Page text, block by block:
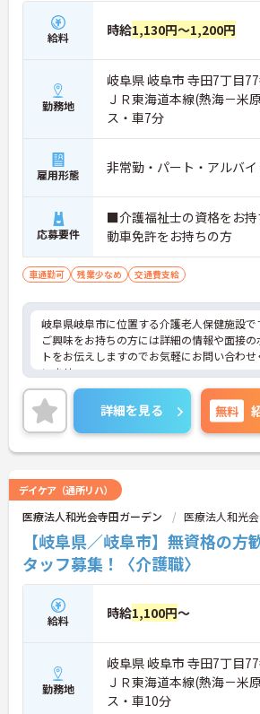
給料 時給1,130円～1,200円
勤務地
岐阜県 岐阜市 寺田7丁目
ＪＲ東海道本線(熱海－米
ス・車7分
雇用形態 非常勤・パート・アルバイ
応募要件
■介護福祉士の資格をお
動車免許をお持ちの方
車通勤可 残業少なめ 交通費支給
岐阜県岐阜市に位置する介護老人保健施設で
ご興味をお持ちの方には詳細の情報や面接の
トをお伝えしますのでお気軽にお問い合わせ
いませ。
詳細を見る 無料
デイケア（通所リハ）
医療法人和光会寺田ガーデン 医療法人和光会
【岐阜県／岐阜市】無資格の
タッフ募集！〈介護職〉
給料 時給1,100円～
勤務地
岐阜県 岐阜市 寺田7丁目
ＪＲ東海道本線(熱海－米
ス・車10分